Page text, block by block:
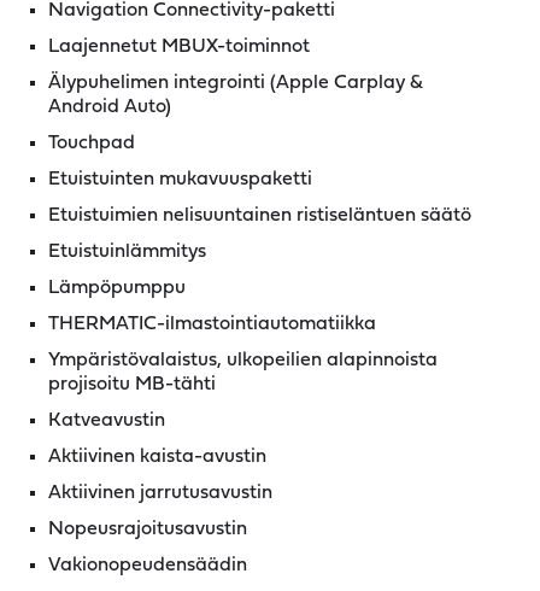
Navigation Connectivity-paketti
Laajennetut MBUX-toiminnot
Älypuhelimen integrointi (Apple Carplay &
Android Auto)
Touchpad
Etuistuinten mukavuuspaketti
Etuistuimien nelisuuntainen ristiseläntuen säätö
Etuistuinlämmitys
Lämpöpumppu
THERMATIC-ilmastointiautomatiikka
Ympäristövalaistus, ulkopeilien alapinnoista
projisoitu MB-tähti
Katveavustin
Aktiivinen kaista-avustin
Aktiivinen jarrutusavustin
Nopeusrajoitusavustin
Vakionopeudensäädin